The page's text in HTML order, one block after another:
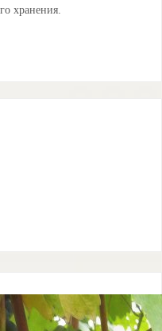
хранения.